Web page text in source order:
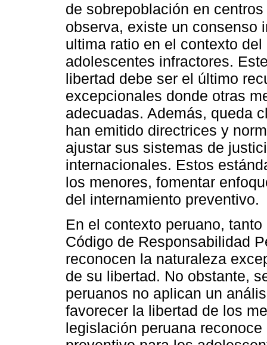
de sobrepoblación en
observa, existe un consenso
ultima ratio en el contexto
adolescentes infractores.
libertad debe ser el último
excepcionales donde otras
adecuadas. Además, queda
han emitido directrices y
ajustar sus sistemas de
internacionales. Estos
los menores, fomentar
del internamiento preventivo.
En el contexto peruano,
Código de Responsabilidad
reconocen la naturaleza
de su libertad. No obstante,
peruanos no aplican un
favorecer la libertad de los
legislación peruana